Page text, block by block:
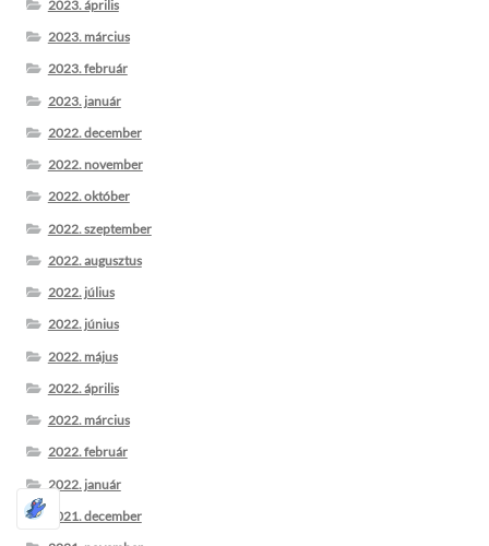
2023. április
2023. március
2023. február
2023. január
2022. december
2022. november
2022. október
2022. szeptember
2022. augusztus
2022. július
2022. június
2022. május
2022. április
2022. március
2022. február
2022. január
2021. december